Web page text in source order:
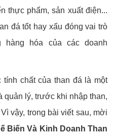
thực phẩm, sản xuất điện...
đá tốt hay xấu đóng vai trò
hóa của các doanh
chất của than đá là một
quản lý, trước khi nhập than,
vậy, trong bài viết sau, mời
Biến Và Kinh Doanh Than